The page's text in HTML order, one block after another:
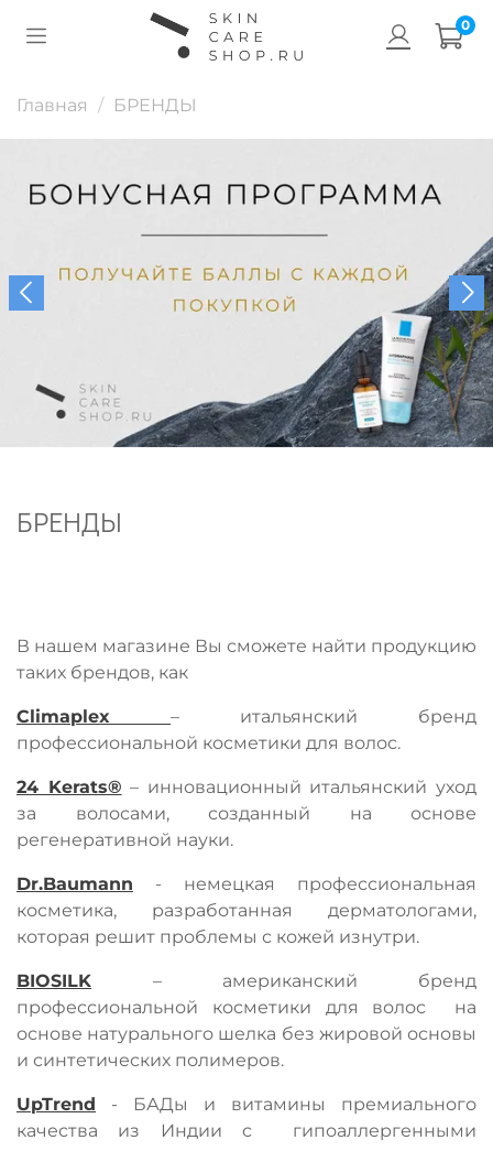
0
Главная БРЕНДЫ
БРЕНДЫ
В нашем магазине Вы сможете найти продукцию
таких брендов, как
Climaplex
– итальянский бренд
профессиональной косметики для волос.
24 Kerats® – инновационный итальянский уход
за волосами, созданный на основе
регенеративной науки.
Dr.Baumann - немецкая профессиональная
косметика, разработанная дерматологами,
которая решит проблемы с кожей изнутри.
BIOSILK
– американский бренд
профессиональной косметики для волос
на
основе натурального шелка без жировой основы
и синтетических полимеров.
UpTrend
- БАДы и витамины премиального
качества из Индии с
гипоаллергенными